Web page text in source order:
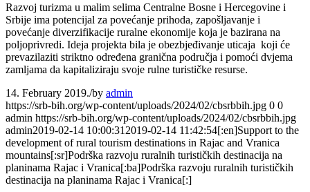
Razvoj turizma u malim selima Centralne Bosne i Hercegovine i
Srbije ima potencijal za povećanje prihoda, zapošljavanje i
povećanje diverzifikacije ruralne ekonomije koja je bazirana na
poljoprivredi. Ideja projekta bila je obezbjeđivanje uticaja koji će
prevazilaziti striktno određena granična područja i pomoći dvjema
zamljama da kapitaliziraju svoje rulne turističke resurse.
14. February 2019./by admin
https://srb-bih.org/wp-content/uploads/2024/02/cbsrbbih.jpg 0 0
admin https://srb-bih.org/wp-content/uploads/2024/02/cbsrbbih.jpg
admin2019-02-14 10:00:31 2019-02-14 11:42:54[:en]Support to the
development of rural tourism destinations in Rajac and Vranica
mountains[:sr]Podrška razvoju ruralnih turističkih destinacija na
planinama Rajac i Vranica[:ba]Podrška razvoju ruralnih turističkih
destinacija na planinama Rajac i Vranica[:]